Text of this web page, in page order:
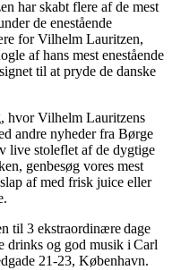
har skabt flere af de mest
de enestående
for Vilhelm Lauritzen,
af hans mest enestående
til at pryde de danske
hvor Vilhelm Lauritzens
andre nyheder fra Børge
live stoleflet af de dygtige
genbesøg vores mest
af med frisk juice eller
til 3 ekstraordinære dage
drinks og god musik i Carl
21-23, København.